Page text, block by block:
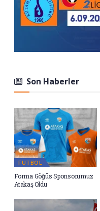
Son Haberler
FUTBOL
Forma Göğüs Sponsorumuz
Atakaş Oldu